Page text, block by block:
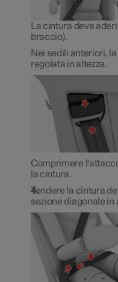
La cintura deve
braccio).
Nei sedili anteriori,
regolata in altezza.
Comprimere
la cintura.
Tendere la cintura
sezione diagonale in